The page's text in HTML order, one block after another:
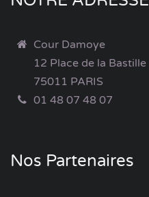
Cour Damoye
12 Place de la Bastille
75011 PARIS
01 48 07 48 07
Nos Partenaires